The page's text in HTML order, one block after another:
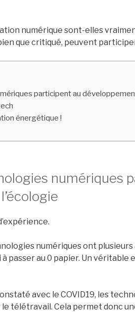
numérique sont-elles
que critiqué, peuvent
participent au
énergétique !
numériques
numériques ont
passer au 0 papier. Un véritable
avec le COVID19, les
télétravail. Cela permet donc